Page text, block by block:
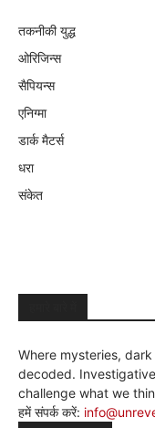
तकनीकी युद्ध
ओरिजिन्स
सैपियन्स
एनिग्मा
डार्क मैटर्स
धरा
संकेत
Where mysteries,
decoded.
challenge what we
हमें संपर्क करें: